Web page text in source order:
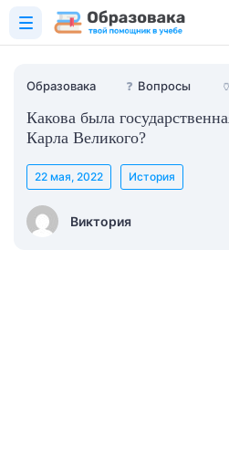
Образовака ❓ Вопросы 🏺
Какова была
Карла Великого?
Виктория
22 мая, 2022 История